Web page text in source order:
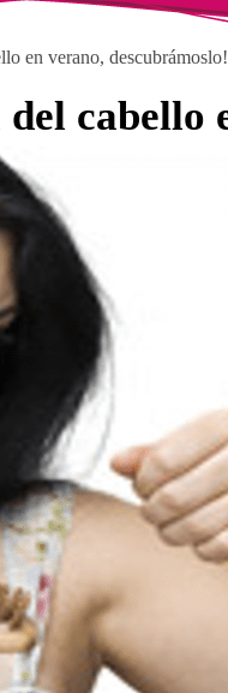
en verano, descubrámoslo!
cabello